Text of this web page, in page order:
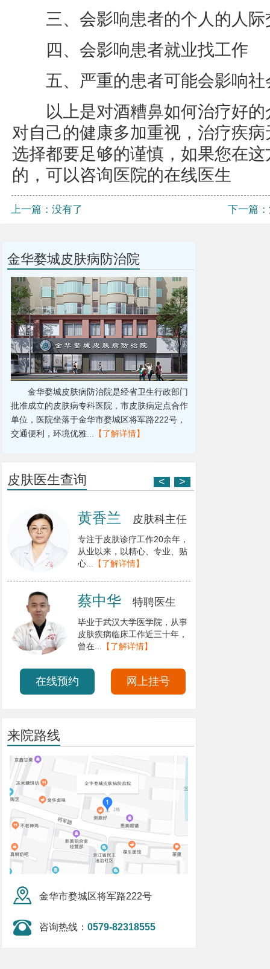
三、会影响患者的个人的人际
四、会影响患者就业找工作
五、严重的患者可能会影响社
以上是对酒糟鼻如何治疗好的
对自己的健康多加重视，治疗疾
选择都要足够的谨慎，如果您在
的，可以咨询医院的在线医生
上一篇：没有了 下一篇：
金华婺城皮肤病防治院
金华婺城皮肤病防治院是经省卫生行政部门
批准成立的皮肤病专科医院，市皮肤病定点合作
单位，医院坐落于金华市婺城区将军路222号，
交通便利，环境优雅... 【了解详情】
皮肤医生查询 >
<
黄香兰 皮肤科主任
专注于皮肤诊疗工作20余年，
从业以来，以精心、专业、贴
心... 【了解详情】
蔡中华 特聘医生
毕业于武汉大学医学院，从事
皮肤疾病临床工作近三十年，
曾在... 【了解详情】
在线预约 网上挂号
来院路线
金华市婺城区将军路222号
咨询热线： 0579-82318555